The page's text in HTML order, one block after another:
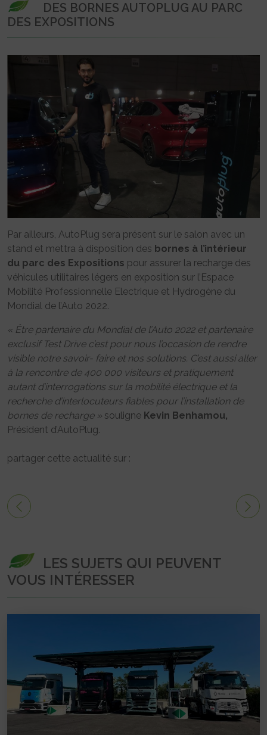
DES BORNES AUTOPLUG AU PARC
DES EXPOSITIONS
Par ailleurs, AutoPlug sera présent sur le salon avec un
stand et mettra à disposition des bornes à l’intérieur
du parc des Expositions pour assurer la recharge des
véhicules utilitaires légers en exposition sur l’Espace
Mobilité Professionnelle Electrique et Hydrogène du
Mondial de l’Auto 2022.
« Être partenaire du Mondial de l’Auto 2022 et partenaire
exclusif Test Drive c’est pour nous l’occasion de rendre
visible notre savoir- faire et nos solutions. C’est aussi aller
à la rencontre de 400 000 visiteurs et pratiquement
autant d’interrogations sur la mobilité électrique et la
recherche d’interlocuteurs fiables pour l’installation de
bornes de recharge » souligne Kevin Benhamou,
Président d’AutoPlug.
partager cette actualité sur :
LES SUJETS QUI PEUVENT
VOUS INTÉRESSER